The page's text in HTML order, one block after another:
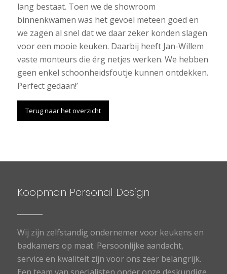
lang bestaat. Toen we de showroom
binnenkwamen was het gevoel meteen goed en
we zagen al snel dat we daar zeker konden slagen
voor een mooie keuken. Daarbij heeft Jan-Willem
vaste monteurs die érg netjes werken. We hebben
geen enkel schoonheidsfoutje kunnen ontdekken.
Perfect gedaan!’
Terug naar het overzicht
Koopman Personal Design
Wij zijn zelfstandig ondernemer voor keukens en
badkamers op maat. Persoonlijke aandacht,
service en kwaliteit zijn voor ons zeer belangrijk.